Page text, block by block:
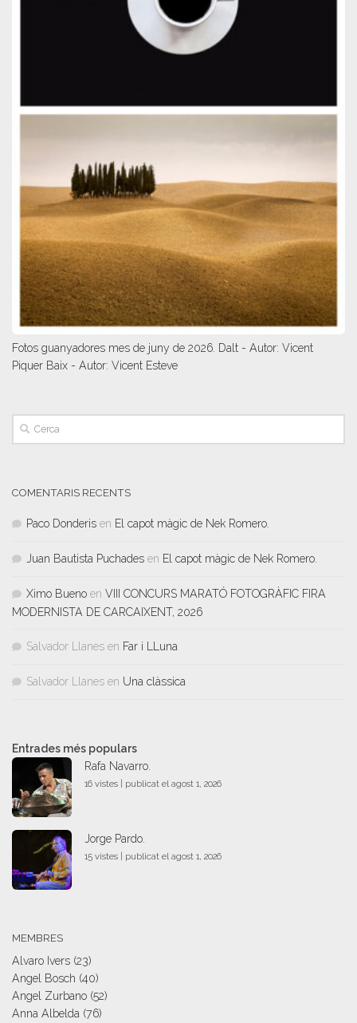
Fotos guanyadores mes de juny de 2026. Dalt - Autor: Vicent
Piquer Baix - Autor: Vicent Esteve
COMENTARIS RECENTS
Paco Donderis en El capot màgic de Nek Romero.
Juan Bautista Puchades en El capot màgic de Nek Romero.
Ximo Bueno en VIII CONCURS MARATÓ FOTOGRÀFIC FIRA
MODERNISTA DE CARCAIXENT, 2026
Salvador Llanes en Far i LLuna
Salvador Llanes en Una clàssica
Entrades més populars
Rafa Navarro.
16 vistes | publicat el agost 1, 2026
Jorge Pardo.
15 vistes | publicat el agost 1, 2026
MEMBRES
Alvaro Ivers (23)
Angel Bosch (40)
Angel Zurbano (52)
Anna Albelda (76)